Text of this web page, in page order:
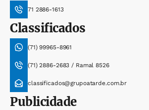
71 2886-1613
Classificados
(71) 99965-8961
(71) 2886-2683 / Ramal 8526
classificados@grupoatarde.com.br
Publicidade